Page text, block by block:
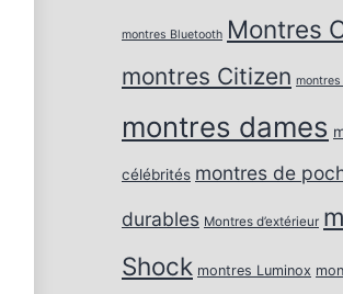
montres Bluetooth Montres
montres Citizen
montres dames
célébrités montres de
durables Montres d’extérieur
Shock montres Luminox